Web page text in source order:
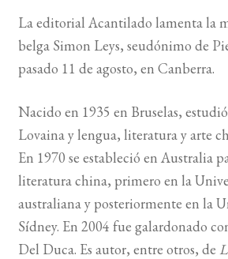
LA
CONTACTO
MI
BUSCAR
LISTA DE
La editorial Acantilado lamenta la
belga Simon Leys, seudónimo de
pasado 11 de agosto, en Canberra.
Nacido en 1935 en Bruselas,
Lovaina y lengua, literatura y arte
En 1970 se estableció en Australia
literatura china, primero en la
australiana y posteriormente en la
Sídney. En 2004 fue galardonado
Del Duca. Es autor, entre otros, de